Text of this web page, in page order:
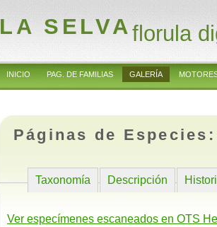
LA SELVAflorula
INICIO PAG. DE FAMILIAS GALERÍA
Páginas de
Taxonomía Descripción
Ver especímenes escaneados en OTS